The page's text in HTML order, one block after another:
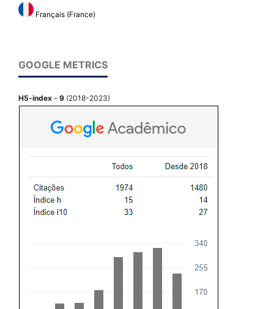
Français (France)
GOOGLE METRICS
H5-index – 9 (2018-2023)